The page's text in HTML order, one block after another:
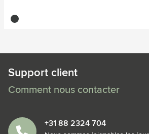
noir
Support client
Comment nous contacter
+31 88 2324 704